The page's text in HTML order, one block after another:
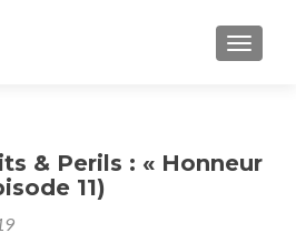
& Perils : « Honneur
11)